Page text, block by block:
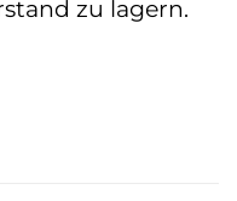
zu lagern.